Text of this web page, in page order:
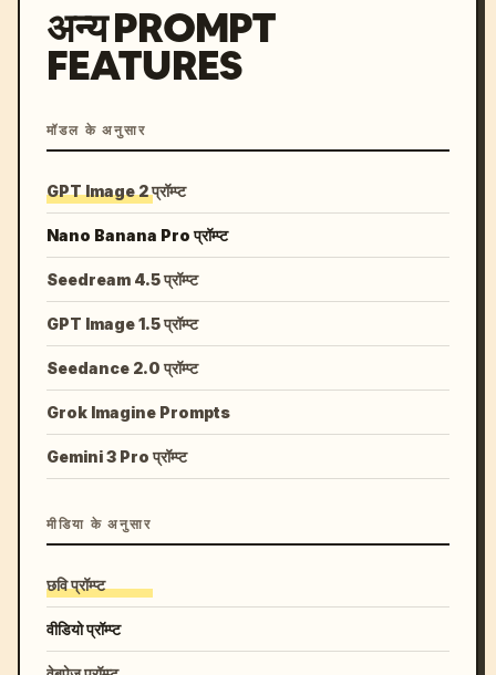
अन्य PROMPT
FEATURES
मॉडल के अनुसार
GPT Image 2 प्रॉम्प्ट
Nano Banana Pro प्रॉम्प्ट
Seedream 4.5 प्रॉम्प्ट
GPT Image 1.5 प्रॉम्प्ट
Seedance 2.0 प्रॉम्प्ट
Grok Imagine Prompts
Gemini 3 Pro प्रॉम्प्ट
मीडिया के अनुसार
छवि प्रॉम्प्ट
वीडियो प्रॉम्प्ट